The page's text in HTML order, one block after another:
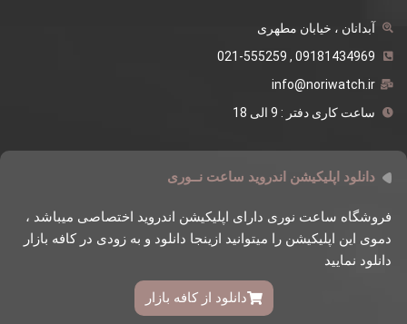
آبدانان ، خیابان مطهری
09181434969 , 021-555259
info@noriwatch.ir
ساعت کاری دفتر : 9 الی 18
دانلود اپلیکیشن اندروید ساعت نــوری
فروشگاه ساعت نوری دارای اپلیکیشن اندروید اختصاصی میباشد ،
دموی این اپلیکیشن را میتوانید ازینجا دانلود و به زودی در کافه بازار
دانلود نمایید
دانلود از کافه بازار